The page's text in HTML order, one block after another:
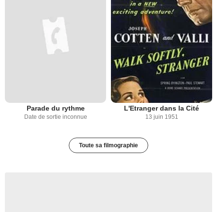
Parade du rythme
Date de sortie inconnue
L'Etranger dans la Cité
13 juin 1951
Toute sa filmographie